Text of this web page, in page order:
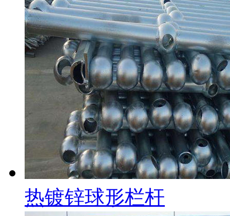
热镀锌球形栏杆